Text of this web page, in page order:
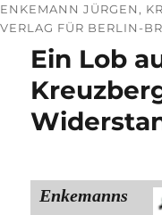
ENKEMANN JÜRGEN,
VERLAG FÜR BERLIN-
Ein Lob
Enkemanns